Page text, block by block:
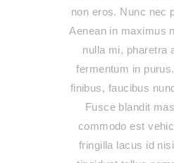
non eros. Nunc nec
Aenean in maximus
nulla mi, pharetra
fermentum in
finibus, faucibus
Fusce blandit
commodo est
fringilla lacus id